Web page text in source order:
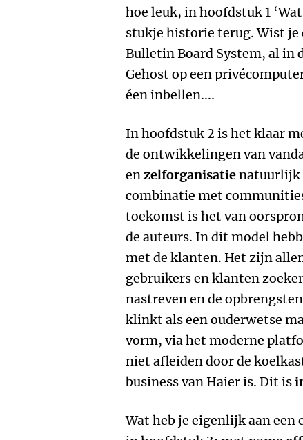
hoe leuk, in hoofdstuk 1
stukje historie terug. Wist
Bulletin Board System, al in
Gehost op een
éen inbellen....
In hoofdstuk 2 is het klaar
de ontwikkelingen van
enzelforganisatienatuurlijk
combinatie met
toekomst is het van
de auteurs. In dit model
met de klanten. Het zijn
gebruikers en klanten
nastreven en de
klinkt als een ouderwetse
vorm, via het moderne
niet afleiden door de
business van Haier is. Dit is
Wat heb je eigenlijk aan